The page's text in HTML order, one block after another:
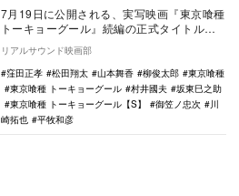
7月19日に公開される、実写映画『東京喰種
トーキョーグール』続編の正式タイトルが
『東京喰種 トーキョーグール【S】』に決
定し、…
リアルサウンド映画部
窪田正孝
松田翔太 山本舞香 柳俊太郎
東京喰種
東京喰種 トーキョーグール
村井國夫
坂東巳之助
東京喰種 トーキョーグール【S】
御笠ノ忠次
川
崎拓也
平牧和彦